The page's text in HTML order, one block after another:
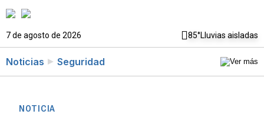
7 de agosto de 2026 85°Lluvias aisladas
Noticias Seguridad
NOTICIA